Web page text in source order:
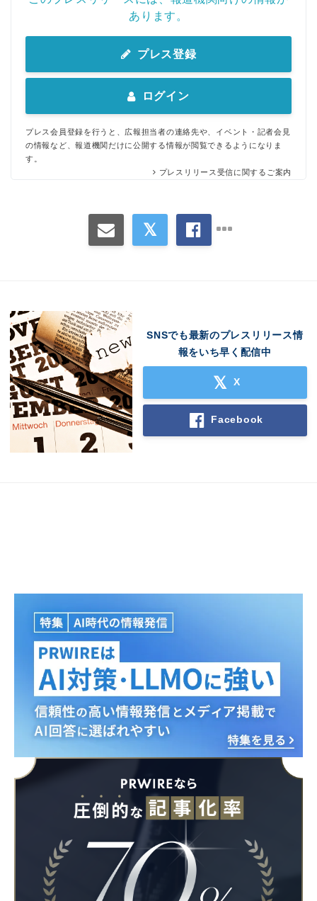
あります。
プレス登録
ログイン
プレス会員登録を行うと、広報担当者の連絡先や、イベント・記者会見
の情報など、報道機関だけに公開する情報が閲覧できるようになりま
す。
プレスリリース受信に関するご案内
SNSでも最新のプレスリリース情
報をいち早く配信中
X
Facebook
Japanese